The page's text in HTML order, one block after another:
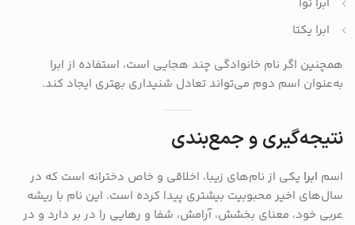
ابرا یکتا
همچنین اگر نام خانوادگی چند هجایی است، استفاده از ابرا
به‌عنوان اسم دوم می‌تواند تعادل شنیداری بهتری ایجاد کند.
نتیجه‌گیری و جمع‌بندی
اسم ابرا یکی از نام‌های زیبا، اخلاقی و خاص دخترانه است که در
سال‌های اخیر محبوبیت بیشتری پیدا کرده است. این نام با ریشه
عربی خود، معنای بخشش، آرامش، شفا و رهایی را در بر دارد و در